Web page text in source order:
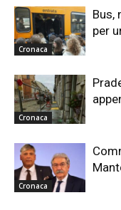
Cronaca
Bus,
per
Cronaca
Cronaca